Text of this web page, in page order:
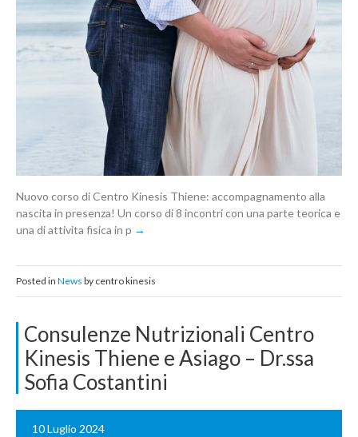
Nuovo corso di Centro Kinesis Thiene: accompagnamento alla
nascita in presenza! Un corso di 8 incontri con una parte teorica e
una di attivita fisica in p
Posted in News by centro kinesis
Consulenze Nutrizionali Centro
Kinesis Thiene e Asiago – Dr.ssa
Sofia Costantini
10 Luglio 2024